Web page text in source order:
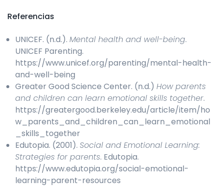
Referencias
UNICEF. (n.d.). Mental health and well-being.
UNICEF Parenting.
https://www.unicef.org/parenting/mental-health-
and-well-being
Greater Good Science Center. (n.d.) How parents
and children can learn emotional skills together.
https://greatergood.berkeley.edu/article/item/ho
w_parents_and_children_can_learn_emotional
_skills_together
Edutopia. (2001). Social and Emotional Learning:
Strategies for parents. Edutopia.
https://www.edutopia.org/social-emotional-
learning-parent-resources